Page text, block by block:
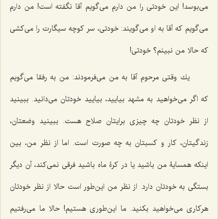
مى‌بوسد! این خودتى را من دارم مى‌گویم آقا نگفته است! من دارم
مى‌گویم که آقا به او مى‌گویند: خودتى، سر كوچه سیگارت را مى‌كشى
كه حالا من نبینم؟ خودتی!
یك وقتى مرحوم آقا به من مى‌فرمودند: من به رفقا مى‌گویم
که اگر مى‌خواهید به مشهد بیایید، بیایید خودتان مى‌دانید. ببینید
از نظر خودتان چه چیزی برایتان صلاح هست. ببینید وضعتان،
زندگیتان، كار و کسبتان به چه ‌صورت است. اما از نظر من، بین
اینكه همسایۀ من باشید یا در كرۀ ماه باشید فرقى نمى‌كند، آن دیگر
بستگی به خودتان دارد. از نظر من این‌طور است حالا از نظر خودتان
هرکاری می‌خواهید بکنید. ما این‌طورى هستیم! حالا ما می‌رفتیم